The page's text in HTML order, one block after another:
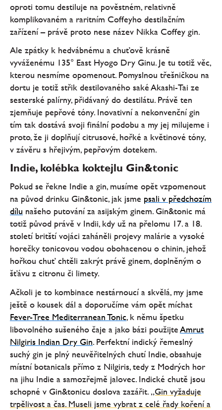
oproti tomu destiluje na pověstném, relativně
komplikovaném a raritním Coffeyho destilačním
zařízení – právě proto nese název Nikka Coffey gin.
Ale zpátky k hedvábnému a chuťově krásně
vyváženému 135° East Hyogo Dry Ginu. Je tu totiž věc,
kterou nesmíme opomenout. Pomyslnou třešničkou na
dortu je totiž střik destilovaného saké Akashi-Tai ze
sesterské palírny, přidávaný do destilátu. Právě ten
zjemňuje pepřové tóny. Inovativní a nekonvenční gin
tím tak dostává svoji finální podobu a my jej milujeme i
proto, že ji doplňují citrusové, hořké a květinové tóny,
v závěru s hřejivým, pepřovým dotekem.
Indie, kolébka koktejlu Gin&tonic
Pokud se řekne Indie a gin, musíme opět vzpomenout
na původ drinku Gin&tonic, jak jsme psali v předchozím
dílu našeho putování za asijským ginem. Gin&tonic má
totiž původ právě v Indii, kdy už na přelomu 17. a 18.
století britští vojáci zaháněli projevy malárie a vysoké
horečky tonicovou vodou obohacenou o chinin, jehož
hořkou chuť chtěli zakrýt právě ginem, doplněným o
šťávu z citronu či limety.
Ačkoli je to kombinace nestárnoucí a skvělá, my jsme
ještě o kousek dál a doporučíme vám opět míchat
Fever-Tree Mediterranean Tonic, k němu špetku
libovolného sušeného čaje a jako bázi použijteAmrut
Nilgiris Indian Dry Gin. Perfektní indický řemeslný
suchý gin je plný neuvěřitelných chutí Indie, obsahuje
místní botanicals přímo z Nilgiris, tedy z Modrých hor
na jihu Indie a samozřejmě jalovec. Indické chutě jsou
schopné v Gin&tonicu doslova zazářit. „Gin vyžaduje
trpělivost a čas. Museli jsme vybrat z celé řady koření a